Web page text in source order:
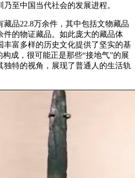
至中国当代社会的发展进程。
藏品22.8万余件，其中包括文物藏品
件的物证藏品。如此庞大的藏品体
丰富多样的历史文化提供了坚实的基
成，很可能正是那些“接地气”的展
独特的视角，展现了普通人的生活轨